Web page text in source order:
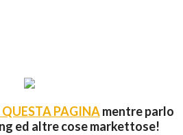
QUESTA PAGINAmentre parlo
ed altre cose markettose!